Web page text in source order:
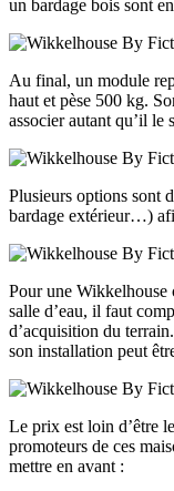
un bardage bois sont
Au final, un module
haut et pèse 500 kg.
associer autant qu’il le
Plusieurs options sont
bardage extérieur…)
Pour une Wikkelhouse
salle d’eau, il faut
d’acquisition du
son installation peut
Le prix est loin d’être
promoteurs de ces
mettre en avant :